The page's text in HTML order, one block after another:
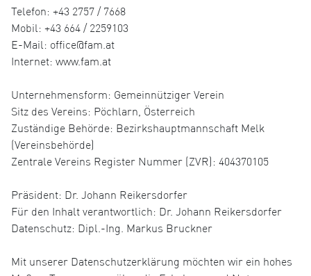
Telefon: +43 2757 / 7668
Mobil: +43 664 / 2259103
E-Mail: office@fam.at
Internet: www.fam.at
Unternehmensform: Gemeinnütziger Verein
Sitz des Vereins: Pöchlarn, Österreich
Zuständige Behörde: Bezirkshauptmannschaft Melk
(Vereinsbehörde)
Zentrale Vereins Register Nummer (ZVR): 404370105
Präsident: Dr. Johann Reikersdorfer
Für den Inhalt verantwortlich: Dr. Johann Reikersdorfer
Datenschutz: Dipl.-Ing. Markus Bruckner
Mit unserer Datenschutzerklärung möchten wir ein hohes